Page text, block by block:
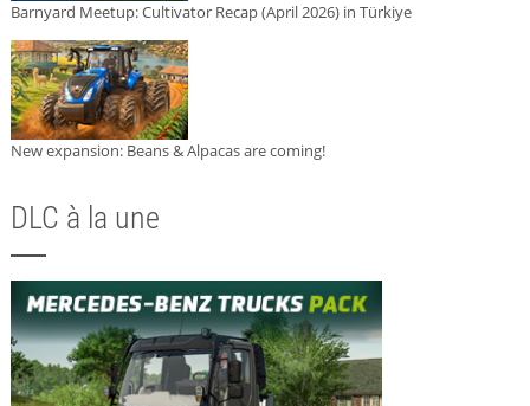
Barnyard Meetup: Cultivator Recap (April 2026) in Türkiye
New expansion: Beans & Alpacas are coming!
DLC à la une